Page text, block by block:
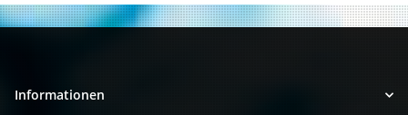
Informationen